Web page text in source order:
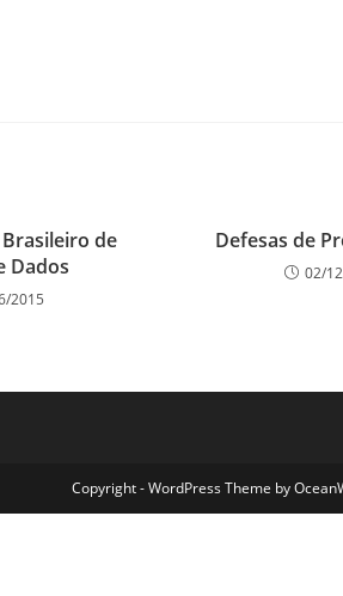
de
Dados
2015
Defesas de
02/
Copyright - WordPress Theme by